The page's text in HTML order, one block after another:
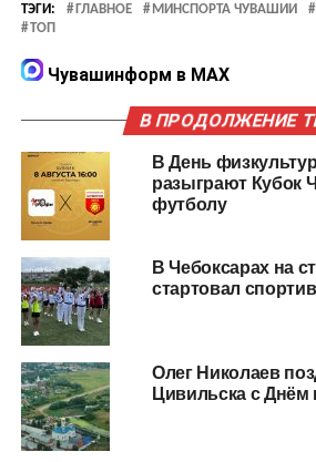
ТЭГИ: ГЛАВНОЕ МИНСПОРТА ЧУВАШИИ
ТОП
Чувашинформ в MAX
В ПРОДОЛЖЕНИЕ
В День
разыграют Кубок
футболу
В Чебоксарах на
стартовал
Олег Николаев
Цивильска с Днём